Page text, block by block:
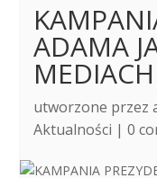
ADAMA
MEDIACH
utworzone przez
Aktualności |0